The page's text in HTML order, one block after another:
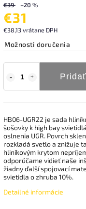
€39 –20 %
€31
€38,13 vrátane DPH
Možnosti doručenia
HB06-UGR22 je sada
šošovky k high bay
oslnenia UGR. Povrch
rozkladá svetlo a znižuje
hliníkovým krytom
odporúčame vidieť naše
žiadny ďalší spojovací
svietidla o zhruba 10%.
Detailné informácie